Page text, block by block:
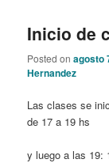
Inicio de
Posted onagosto
Hernandez
Las clases se
de 17 a 19 hs
y luego a las 19: